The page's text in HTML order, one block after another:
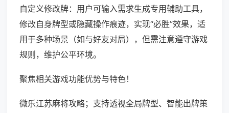
自定义修改牌：用户可输入需求生成专用辅助工具，
修改自身牌型或隐藏操作痕迹，实现“必胜”效果，适
用于多种场景（如与好友对局），但需注意遵守游戏
规则，维护公平环境。
聚焦相关游戏功能优势与特色！
微乐江苏麻将攻略；支持透视全局牌型、智能出牌策